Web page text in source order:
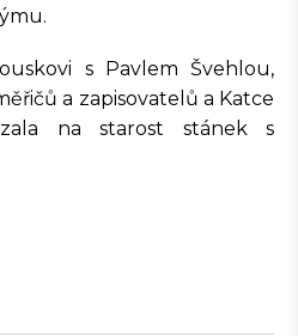
s Pavlem Švehlou,
a zapisovatelů a Katce
na starost stánek s